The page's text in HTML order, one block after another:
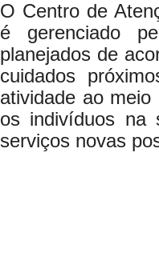
O Centro de
é gerenciado
planejados de
cuidados
atividade ao
os indivíduos na
serviços novas